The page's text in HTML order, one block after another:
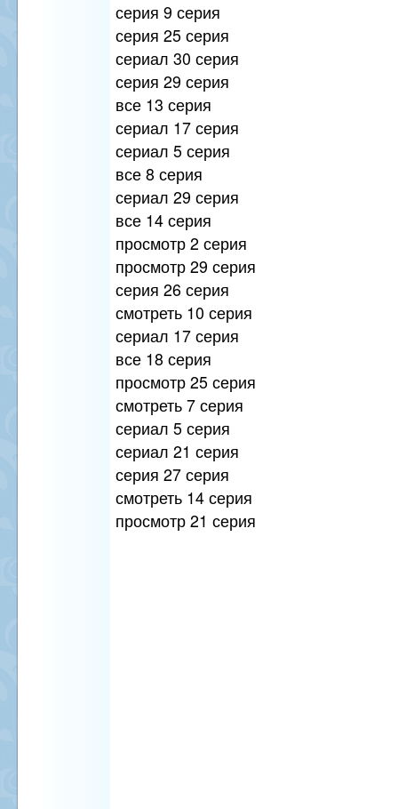
серия 9 серия
серия 25 серия
сериал 30 серия
серия 29 серия
все 13 серия
сериал 17 серия
сериал 5 серия
все 8 серия
сериал 29 серия
все 14 серия
просмотр 2 серия
просмотр 29 серия
серия 26 серия
смотреть 10 серия
сериал 17 серия
все 18 серия
просмотр 25 серия
смотреть 7 серия
сериал 5 серия
сериал 21 серия
серия 27 серия
смотреть 14 серия
просмотр 21 серия